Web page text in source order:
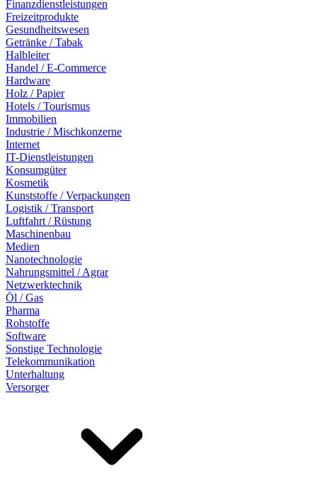
Finanzdienstleistungen
Freizeitprodukte
Gesundheitswesen
Getränke / Tabak
Halbleiter
Handel / E-Commerce
Hardware
Holz / Papier
Hotels / Tourismus
Immobilien
Industrie / Mischkonzerne
Internet
IT-Dienstleistungen
Konsumgüter
Kosmetik
Kunststoffe / Verpackungen
Logistik / Transport
Luftfahrt / Rüstung
Maschinenbau
Medien
Nanotechnologie
Nahrungsmittel / Agrar
Netzwerktechnik
Öl / Gas
Pharma
Rohstoffe
Software
Sonstige Technologie
Telekommunikation
Unterhaltung
Versorger